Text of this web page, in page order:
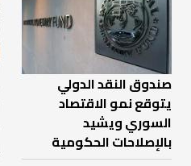
صندوق النقد الدولي
يتوقع نمو الاقتصاد
السوري ويشيد
بالإصلاحات الحكومية